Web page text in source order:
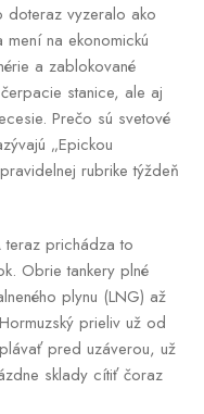
doteraz vyzeralo ako
na ekonomickú
a zablokované
stanice, ale aj
Prečo sú svetové
„Epickou
rubrike týždeň
prichádza to
Obrie tankery plné
plynu (LNG) až
prieliv už od
pred uzáverou, už
sklady cítiť čoraz